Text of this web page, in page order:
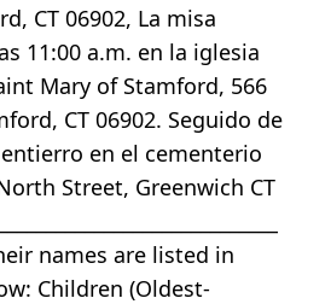
CT 06902, La misa
11:00 a.m. en la iglesia
Mary of Stamford, 566
CT 06902. Seguido de
en el cementerio
Street, Greenwich CT
names are listed in
Children (Oldest-